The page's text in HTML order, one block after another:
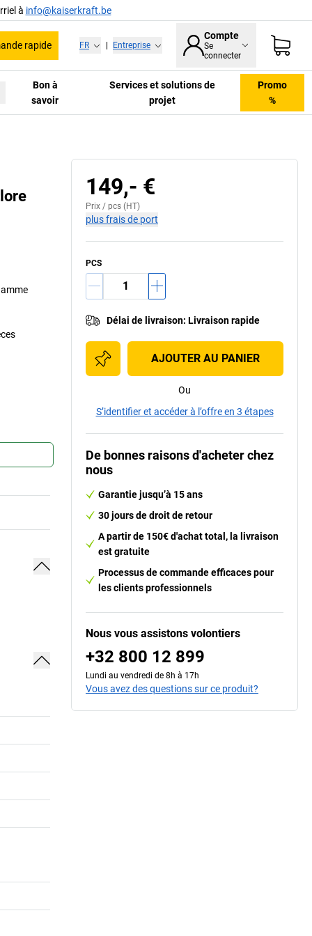
à info@kaiserkraft.be
rapide FR Entreprise
Compte
Se
connecter
Bon à
savoir
Services et solutions de
projet
Promo
%
149,- €
Prix / pcs (HT)
plus frais de port
PCS
Délai de livraison: Livraison rapide
AJOUTER AU PANIER
Ou
S’identifier et accéder à l’offre en 3 étapes
De bonnes raisons d'acheter chez
nous
Garantie jusqu’à 15 ans
30 jours de droit de retour
A partir de 150€ d'achat total, la livraison
est gratuite
Processus de commande efficaces pour
les clients professionnels
Nous vous assistons volontiers
+32 800 12 899
Lundi au vendredi de 8h à 17h
Vous avez des questions sur ce produit?